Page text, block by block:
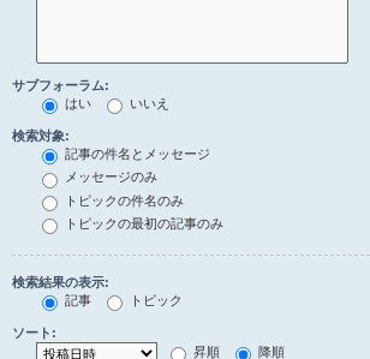
サブフォーラム:
はい
いいえ
検索対象:
記事の件名とメッセージ
メッセージのみ
トピックの件名のみ
トピックの最初の記事のみ
検索結果の表示:
記事
トピック
ソート:
昇順
降順